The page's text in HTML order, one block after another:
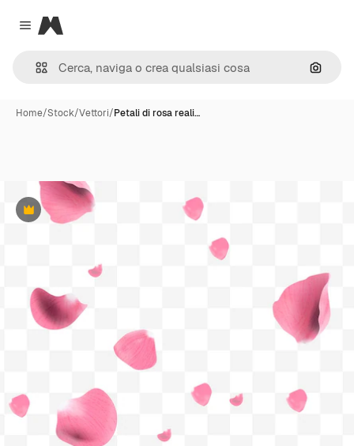
Close menu
Magnific
Cerca
Home/Stock/Vettori/Petali di rosa reali…
Premium